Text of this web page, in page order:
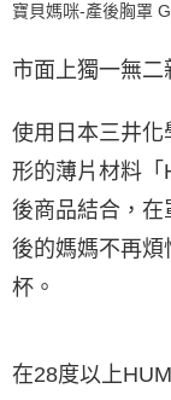
付款後7-11取貨
每筆NT$80，滿
每筆NT$80，滿
離島
每筆NT$220
付款後門市自取
每筆NT$80，滿
寶貝媽咪-產後胸罩
市面上獨一無二
使用日本三井化
形的薄片材料「
後商品結合，在
後的媽媽不再煩
杯。
在28度以上